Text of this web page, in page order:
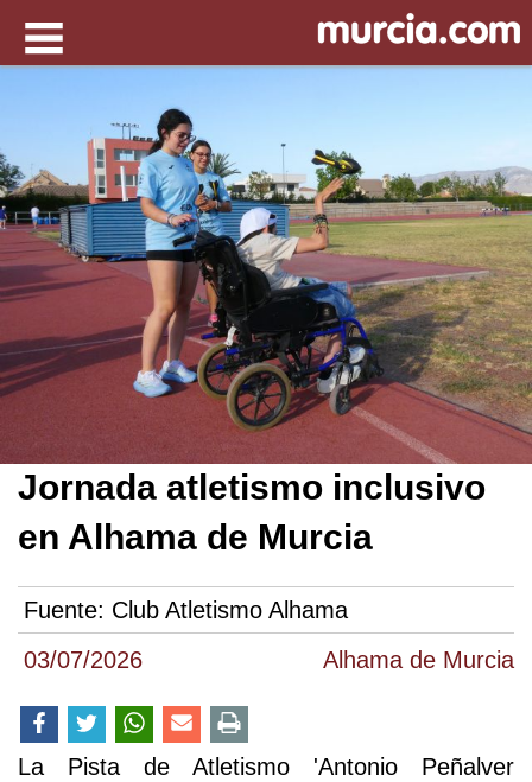
03/07/2026 Alhama de Murcia
Jornada atletismo inclusivo
en Alhama de Murcia
Fuente: Club Atletismo Alhama
La Pista de Atletismo 'Antonio Peñalver